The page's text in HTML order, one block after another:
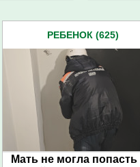
РЕБЕНОК (625)
Мать не могла попасть